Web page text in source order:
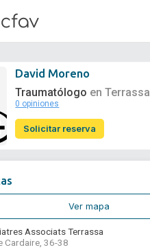
Soporte
David Moreno
Traumatólogo en Terrassa
0 opiniones
Solicitar reserva
Ver mapa
Associats Terrassa
Cardaire, 36-38